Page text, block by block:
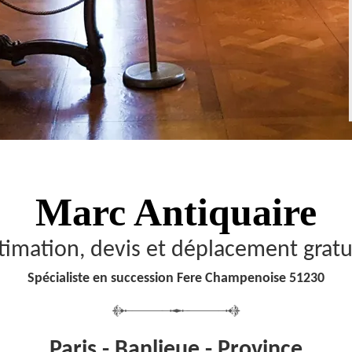
Marc Antiquaire
devis et déplacement
Spécialiste en succession Fere Champenoise 51230